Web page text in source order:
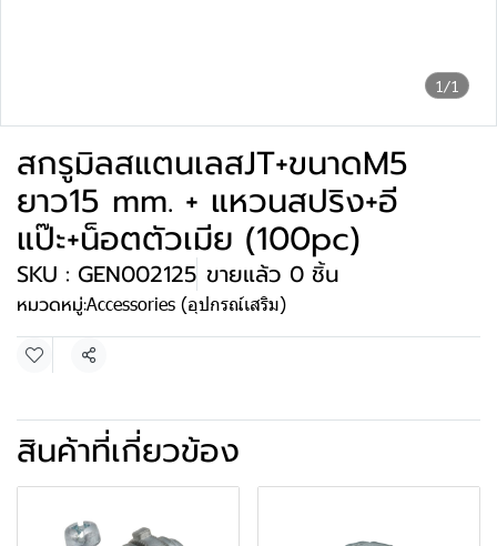
1/1
สกรูมิลสแตนเลสJT+ขนาดM5
ยาว15 mm. + แหวนสปริง+อี
แป๊ะ+น็อตตัวเมีย (100pc)
SKU : GEN002125 ขายแล้ว 0 ชิ้น
หมวดหมู่:Accessories (อุปกรณ์เสริม)
แชร์
สินค้าที่เกี่ยวข้อง